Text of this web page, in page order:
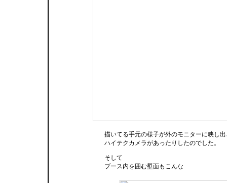
描いてる手元の様子が外のモニターに映し
ハイテクカメラがあったりしたのでした。
そして
ブース内を囲む壁面もこんな